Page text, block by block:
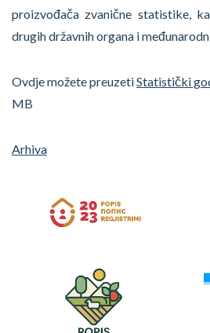
proizvođača zvanične statistike,
drugih državnih organa i
Ovdje možete preuzetiStatistički
MB
Arhiva